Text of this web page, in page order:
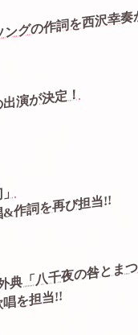
グの作詞を西沢幸
演が決定！
作詞を再び担当!!
「八千夜の咎と
を担当!!